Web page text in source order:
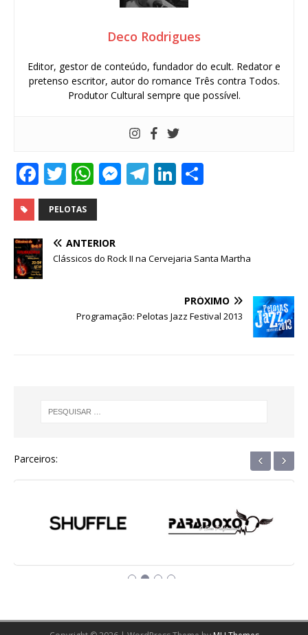
Deco Rodrigues
Editor, gestor de conteúdo, fundador do ecult. Redator e
pretenso escritor, autor do romance Três contra Todos.
Produtor Cultural sempre que possível.
F
a
c
e
b
o
T
w
it
te
r
W
h
at
s
A
M
e
n
r
T
el
ra
Li
n
dI
PELOTAS
ANTERIOR
Clássicos do Rock II na Cervejaria Santa Martha
PRÓXIMO
Programação: Pelotas Jazz Festival 2013
Parceiros: ‹ ›